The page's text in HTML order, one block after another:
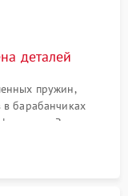
деталей
пружин,
барабанчиках
Замена
восстановление